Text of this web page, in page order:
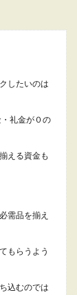
？仕組み
か悩んでいる
大学生に
う方も多いと
したいのは
礼金が０の
える資金も
需品を揃え
もらうよう
込むのでは